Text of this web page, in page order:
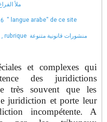
" langue arabe" de ce site
ou sur le menu vertical ci-contre , rubrique منشورات قانونية متنوعة
et complexes qui
des juridictions
très souvent que les
juridiction et porte leur
incompétente. A